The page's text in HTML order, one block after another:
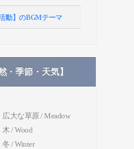
動】のBGMテーマ
・季節・天気】
広大な草原 / Meadow
木 / Wood
冬 / Winter